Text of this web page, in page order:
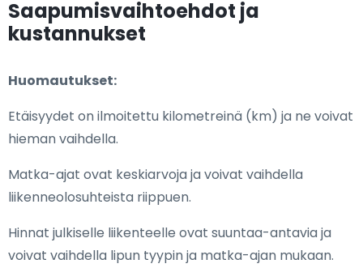
Saapumisvaihtoehdot ja
kustannukset
Huomautukset:
Etäisyydet on ilmoitettu kilometreinä (km) ja ne voivat
hieman vaihdella.
Matka-ajat ovat keskiarvoja ja voivat vaihdella
liikenneolosuhteista riippuen.
Hinnat julkiselle liikenteelle ovat suuntaa-antavia ja
voivat vaihdella lipun tyypin ja matka-ajan mukaan.